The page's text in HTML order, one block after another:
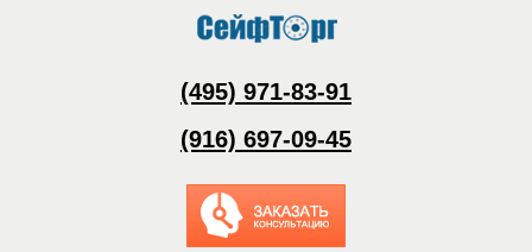
(495) 971-83-91
(916) 697-09-45
Заказать обратный
звонок